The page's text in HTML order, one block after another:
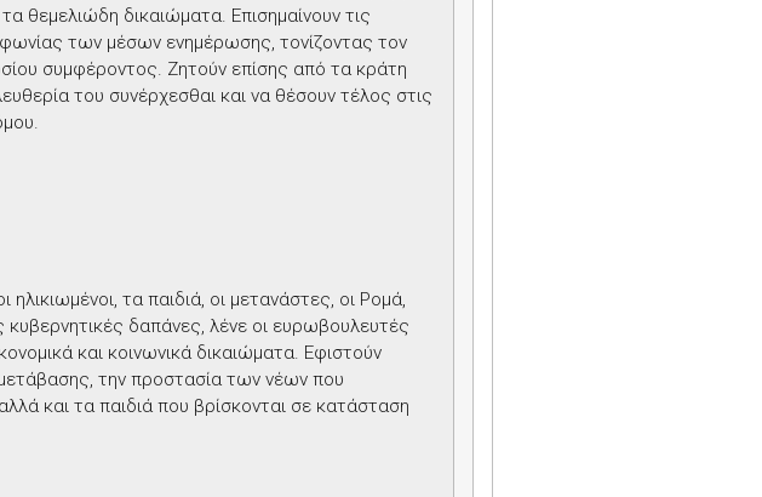
θεμελιώδη δικαιώματα. Επισημαίνουν τις
των μέσων ενημέρωσης, τονίζοντας τον
συμφέροντος. Ζητούν επίσης από τα κράτη
του συνέρχεσθαι και να θέσουν τέλος στις
τα παιδιά, οι μετανάστες, οι Ρομά,
κυβερνητικές δαπάνες, λένε οι ευρωβουλευτές
και κοινωνικά δικαιώματα. Εφιστούν
την προστασία των νέων που
και τα παιδιά που βρίσκονται σε κατάσταση